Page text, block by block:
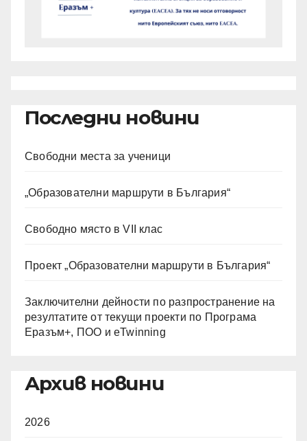
Последни новини
Свободни места за ученици
„Образователни маршрути в България“
Свободно място в VII клас
Проект „Образователни маршрути в България“
Заключителни дейности по разпространение на
резултатите от текущи проекти по Програма
Еразъм+, ПОО и eTwinning
Архив новини
2026